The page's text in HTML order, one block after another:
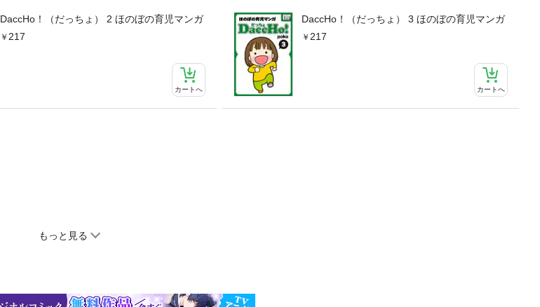
DaccHo！（だっちょ） 2 ほのぼの育児マンガ
217
カートへ
DaccHo！（だっちょ） 3 ほのぼの育児マンガ
217
カートへ
もっと見る